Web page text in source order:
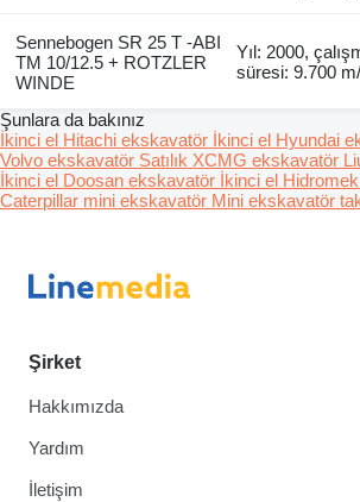
Sennebogen SR 25 T -ABI
TM 10/12.5 + ROTZLER
WINDE
Yıl: 2000,
süresi: 9.700
Şunlara da bakınız
İkinci el Hitachi ekskavatör İkinci el Hyundai
Volvo ekskavatör Satılık XCMG ekskavatör
İkinci el Doosan ekskavatör İkinci el
Caterpillar mini ekskavatör Mini ekskavatör
Şirket
Hakkımızda
Yardım
İletişim